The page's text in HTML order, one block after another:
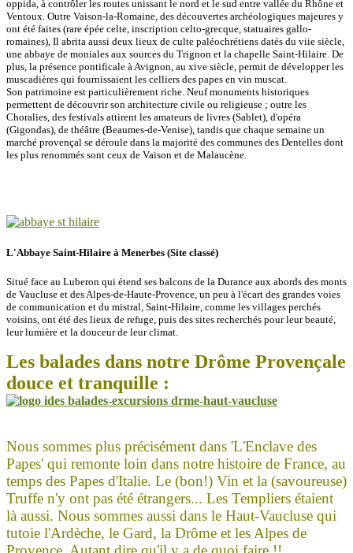
oppida, à contrôler les routes unissant le nord et le sud entre vallée du Rhône et
Ventoux. Outre Vaison-la-Romaine, des découvertes archéologiques majeures y
ont été faites (rare épée celte, inscription celto-grecque, statuaires gallo-
romaines), Il abrita aussi deux lieux de culte paléochrétiens datés du viie siècle,
une abbaye de moniales aux sources du Trignon et la chapelle Saint-Hilaire. De
plus, la présence pontificale à Avignon, au xive siècle, permit de développer les
muscadières qui fournissaient les celliers des papes en vin muscat.
Son patrimoine est particulièrement riche. Neuf monuments historiques
permettent de découvrir son architecture civile ou religieuse ; outre les
Choralies, des festivals attirent les amateurs de livres (Sablet), d'opéra
(Gigondas), de théâtre (Beaumes-de-Venise), tandis que chaque semaine un
marché provençal se déroule dans la majorité des communes des Dentelles dont
les plus renommés sont ceux de Vaison et de Malaucène.
L'Abbaye Saint-Hilaire à Menerbes (Site classé)
Situé face au Luberon qui étend ses balcons de la Durance aux abords des monts
de Vaucluse et des Alpes-de-Haute-Provence, un peu à l'écart des grandes voies
de communication et du mistral, Saint-Hilaire, comme les villages perchés
voisins, ont été des lieux de refuge, puis des sites recherchés pour leur beauté,
leur lumière et la douceur de leur climat.
Les balades dans notre Drôme Provençale
douce et tranquille :
Nous sommes plus précisément dans 'L'Enclave des
Papes' qui remonte loin dans notre histoire de France, au
temps des Papes d'Italie. Le (bon!) Vin et la (savoureuse)
Truffe n'y ont pas été étrangers... Les Templiers étaient
là aussi. Nous sommes aussi dans le Haut-Vaucluse qui
tutoie l'Ardèche, le Gard, la Drôme et les Alpes de